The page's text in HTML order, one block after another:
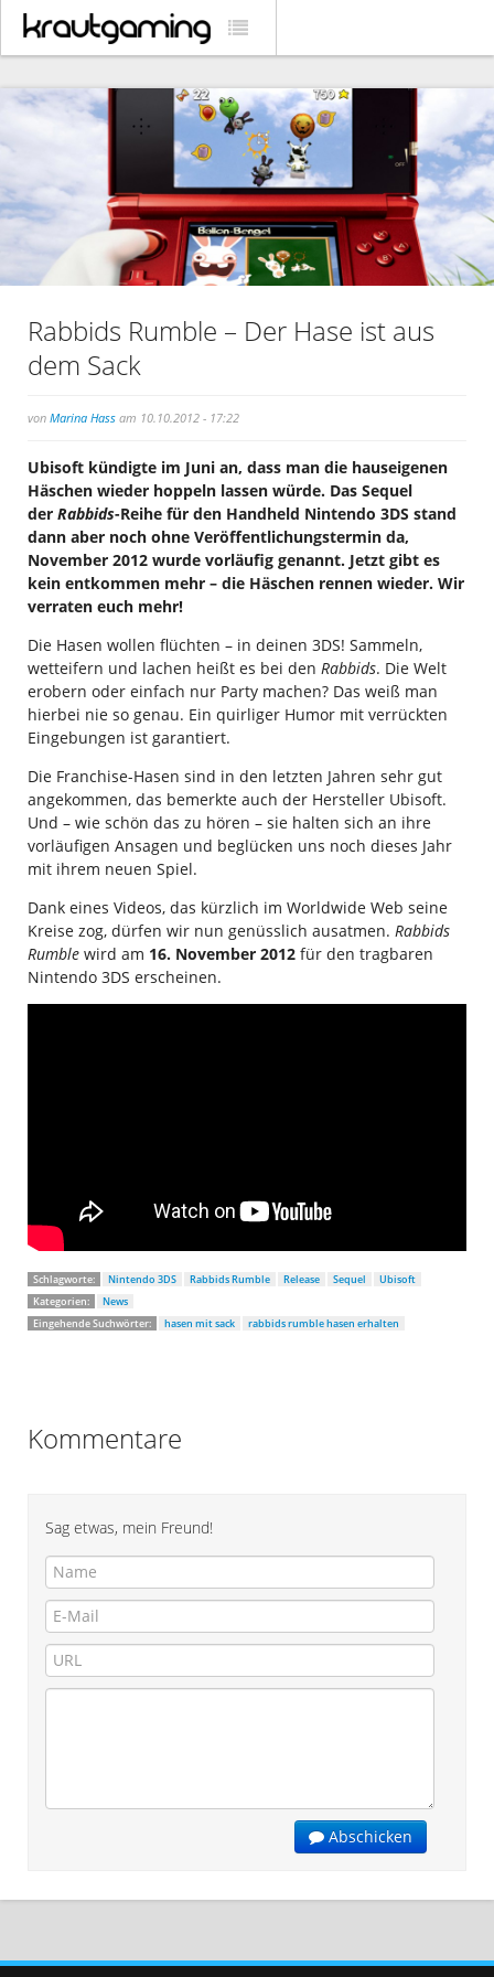
Rabbids Rumble – Der Hase ist aus
dem Sack
von Marina Hass am 10.10.2012 - 17:22
Ubisoft kündigte im Juni an, dass man die hauseigenen
Häschen wieder hoppeln lassen würde. Das Sequel
der Rabbids-Reihe für den Handheld Nintendo 3DS stand
dann aber noch ohne Veröffentlichungstermin da,
November 2012 wurde vorläufig genannt. Jetzt gibt es
kein entkommen mehr – die Häschen rennen wieder. Wir
verraten euch mehr!
Die Hasen wollen flüchten – in deinen 3DS! Sammeln,
wetteifern und lachen heißt es bei den Rabbids. Die Welt
erobern oder einfach nur Party machen? Das weiß man
hierbei nie so genau. Ein quirliger Humor mit verrückten
Eingebungen ist garantiert.
Die Franchise-Hasen sind in den letzten Jahren sehr gut
angekommen, das bemerkte auch der Hersteller Ubisoft.
Und – wie schön das zu hören – sie halten sich an ihre
vorläufigen Ansagen und beglücken uns noch dieses Jahr
mit ihrem neuen Spiel.
Dank eines Videos, das kürzlich im Worldwide Web seine
Kreise zog, dürfen wir nun genüsslich ausatmen. Rabbids
Rumble wird am 16. November 2012 für den tragbaren
Nintendo 3DS erscheinen.
Schlagworte: Nintendo 3DS Rabbids Rumble Release Sequel
Ubisoft
Kategorien:
News
Eingehende Suchwörter:
hasen mit sack rabbids rumble hasen erhalten
Kommentare
Sag etwas, mein Freund!
Abschicken